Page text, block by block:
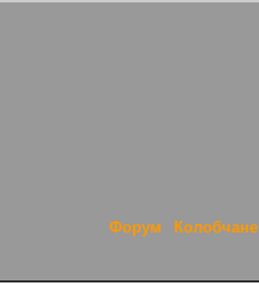
Форум Колобчане